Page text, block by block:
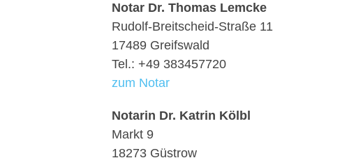
Notar Dr. Thomas Lemcke
Rudolf-Breitscheid-Straße 11
17489 Greifswald
Tel.: +49 383457720
zum Notar
Notarin Dr. Katrin Kölbl
Markt 9
18273 Güstrow